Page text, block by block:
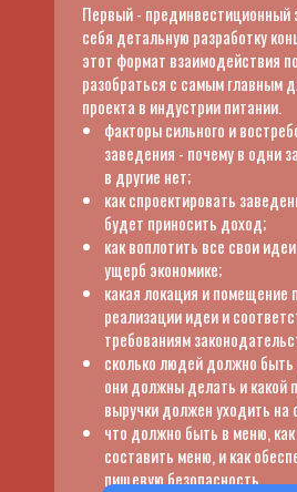
Первый - прединвестиционный
себя детальную разработку
этот формат взаимодействия
разобраться с самым главным
проекта в индустрии питании.
факторы сильного и
заведения - почему в одни
в другие нет;
как спроектировать
будет приносить доход;
как воплотить все свои
ущерб экономике;
какая локация и помещение
реализации идеи и
требованиям
сколько людей должно
они должны делать и какой
выручки должен уходить на
что должно быть в меню,
составить меню, и как
пищевую безопасность.